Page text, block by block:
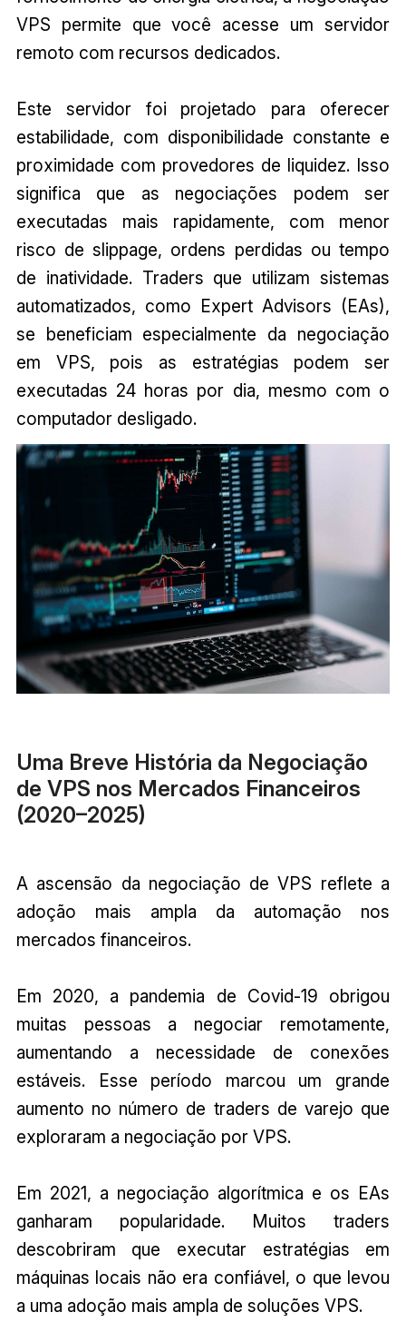
VPS permite que você acesse um servidor
remoto com recursos dedicados.
Este servidor foi projetado para oferecer
estabilidade, com disponibilidade constante e
proximidade com provedores de liquidez. Isso
significa que as negociações podem ser
executadas mais rapidamente, com menor
risco de slippage, ordens perdidas ou tempo
de inatividade. Traders que utilizam sistemas
automatizados, como Expert Advisors (EAs),
se beneficiam especialmente da negociação
em VPS, pois as estratégias podem ser
executadas 24 horas por dia, mesmo com o
computador desligado.
Uma Breve História da Negociação
de VPS nos Mercados Financeiros
(2020–2025)
A ascensão da negociação de VPS reflete a
adoção mais ampla da automação nos
mercados financeiros.
Em 2020, a pandemia de Covid-19 obrigou
muitas pessoas a negociar remotamente,
aumentando a necessidade de conexões
estáveis. Esse período marcou um grande
aumento no número de traders de varejo que
exploraram a negociação por VPS.
Em 2021, a negociação algorítmica e os EAs
ganharam popularidade. Muitos traders
descobriram que executar estratégias em
máquinas locais não era confiável, o que levou
a uma adoção mais ampla de soluções VPS.